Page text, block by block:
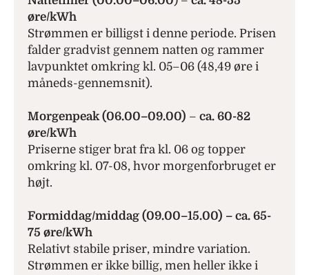
øre/kWh
Strømmen er billigst i denne periode. Prisen
falder gradvist gennem natten og rammer
lavpunktet omkring kl. 05–06 (48,49 øre i
måneds-gennemsnit).
Morgenpeak (06.00–09.00) – ca. 60-82
øre/kWh
Priserne stiger brat fra kl. 06 og topper
omkring kl. 07-08, hvor morgenforbruget er
højt.
Formiddag/middag (09.00–15.00) – ca. 65-
75 øre/kWh
Relativt stabile priser, mindre variation.
Strømmen er ikke billig, men heller ikke i